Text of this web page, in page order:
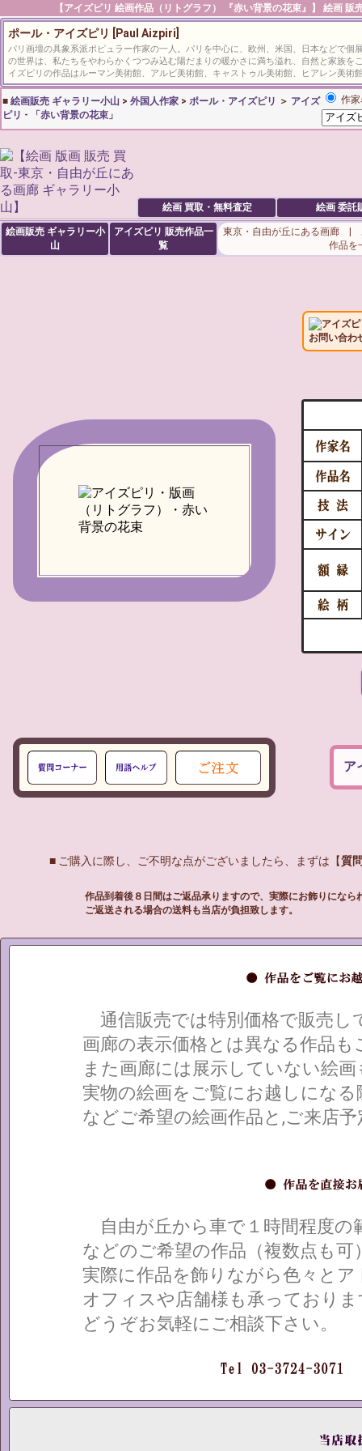
【アイズピリ 絵画作品（リトグラフ） 『赤い背景の花束』】 絵画 販
ポール・アイズピリ [Paul Aizpiri]
パリ画壇の具象系派ポピュラー作家の一人。パリを中心に、欧州、米国、日本などで個
の世界は、私たちをやわらかくつつみ込む陽だまりの暖かさに満ち溢れ、自然と家族を
イズピリの作品はルーマン美術館、アルビ美術館、キャストゥル美術館、ヒアレン美術
■ 絵画販売 ギャラリー小山 > 外国人作家 > ポール・アイズピリ ＞ アイズ
ピリ - 「赤い背景の花束」
作
絵画 買取・無料査定 絵画 委託
絵画販売 ギャラリー小
山
アイズピリ 販売作品一
覧
東京・自由が丘にある画廊 |
作品を
アイズ
お問い合わ
ア
■ ご購入に際し、ご不明な点がございましたら、まずは【質
作品到着後８日間はご返品承りますので、実際にお飾りになら
ご返送される場合の送料も当店が負担致します。
通信販売では特別価格で販売し
画廊の表示価格とは異なる作品も
また画廊には展示していない絵
実物の絵画をご覧にお越しにな
などご希望の絵画作品と,ご来店
自由が丘から車で１時間程度の
などのご希望の作品（複数点も可
実際に作品を飾りながら色々と
オフィスや店舗様も承っておりま
どうぞお気軽にご相談下さい。